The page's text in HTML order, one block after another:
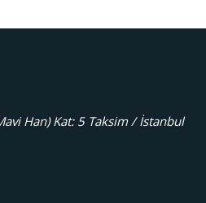
Han) Kat: 5 Taksim / İstanbul